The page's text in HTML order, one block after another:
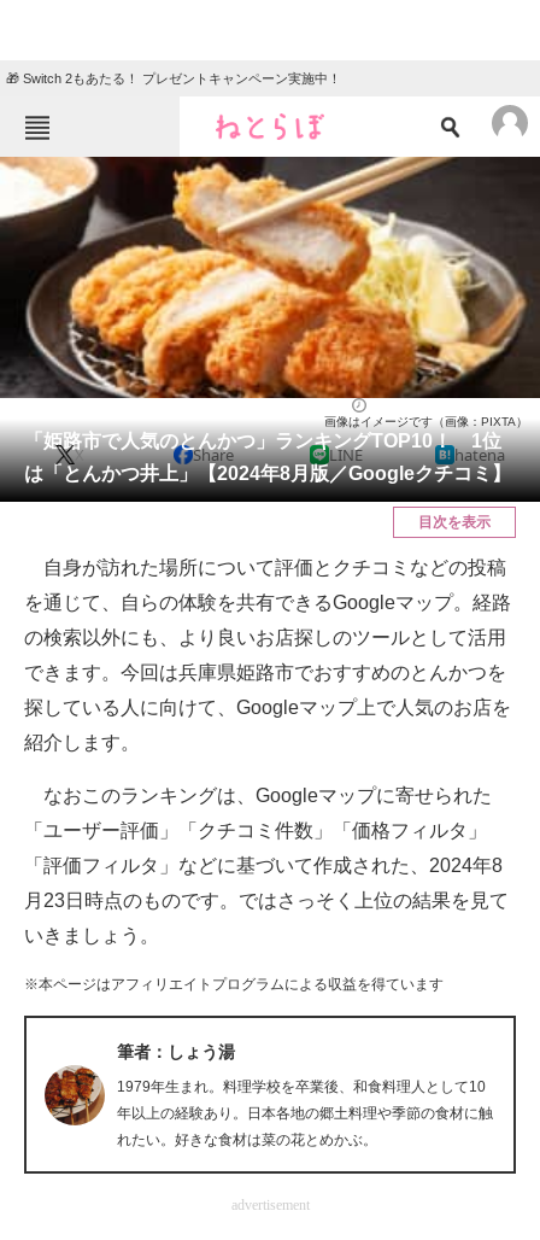
🎁 Switch 2もあたる！ プレゼントキャンペーン実施中！
ねとらぼメニュー
TOP ニュース
クイズ
グルメ 地域
住まい 教育・育児
動物 リサーチ
会員記事
メディア
ITの今と未来を見通す
スマホと通信の最新トレンド
進化するPCとデバイスの未来
好きが集まる 比べて選べる
ビジネスと働き方のヒント
企業ITのトレンドを詳説
ITエンジニア向け専門サイト
企業向けIT製品の総合サイト
製造業のIT導入・活用を支援
「姫路市で人気のとんかつ」ランキングTOP10！ 1位
は「とんかつ井上」【2024年8月版／Googleクチコミ】
画像はイメージです（画像：PIXTA）
X Share LINE hatena
目次を表示
自身が訪れた場所について評価とクチコミなどの投稿
を通じて、自らの体験を共有できるGoogleマップ。経路
の検索以外にも、より良いお店探しのツールとして活用
できます。今回は兵庫県姫路市でおすすめのとんかつを
探している人に向けて、Googleマップ上で人気のお店を
紹介します。
なおこのランキングは、Googleマップに寄せられた
「ユーザー評価」「クチコミ件数」「価格フィルタ」
「評価フィルタ」などに基づいて作成された、2024年8
月23日時点のものです。ではさっそく上位の結果を見て
いきましょう。
※本ページはアフィリエイトプログラムによる収益を得ています
筆者：しょう湯
1979年生まれ。料理学校を卒業後、和食料理人として10
年以上の経験あり。日本各地の郷土料理や季節の食材に触
れたい。好きな食材は菜の花とめかぶ。
advertisement